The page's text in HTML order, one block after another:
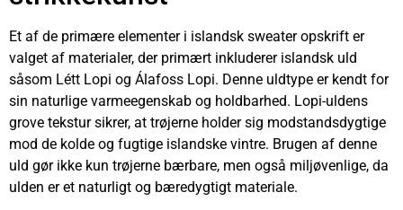
Et af de primære elementer i islandsk sweater opskrift er
valget af materialer, der primært inkluderer islandsk uld
såsom Létt Lopi og Álafoss Lopi. Denne uldtype er kendt for
sin naturlige varmeegenskab og holdbarhed. Lopi-uldens
grove tekstur sikrer, at trøjerne holder sig modstandsdygtige
mod de kolde og fugtige islandske vintre. Brugen af denne
uld gør ikke kun trøjerne bærbare, men også miljøvenlige, da
ulden er et naturligt og bæredygtigt materiale.